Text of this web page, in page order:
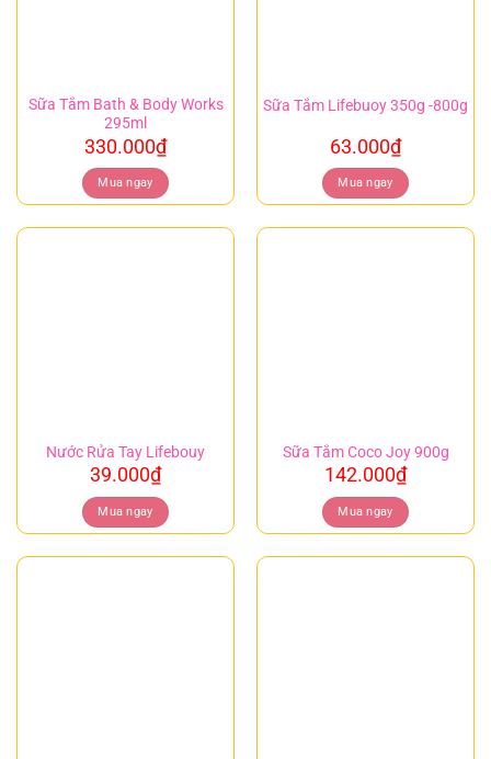
Sữa Tắm Bath & Body Works
295ml
330.000₫
Mua ngay
Sữa Tắm Lifebuoy 350g -800g
63.000₫
Mua ngay
Nước Rửa Tay Lifebouy
39.000₫
Mua ngay
Sữa Tắm Coco Joy 900g
142.000₫
Mua ngay